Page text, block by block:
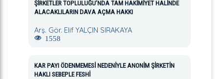
ŞİRKETLER TOPLULUĞU’NDA TAM HAKİMİYET HALİNDE
ALACAKLILARIN DAVA AÇMA HAKKI
Arş. Gör. Elif YALÇIN SIRAKAYA
1558
KAR PAYI ÖDENMEMESİ NEDENİYLE ANONİM ŞİRKETİN
HAKLI SEBEPLE FESHİ